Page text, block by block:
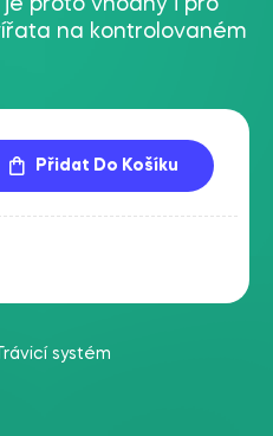
proto vhodný i pro
na kontrolovaném
Přidat Do Košíku
Trávicí systém